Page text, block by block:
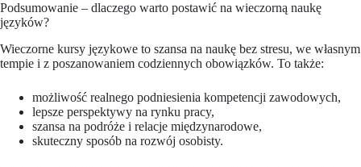
Podsumowanie – dlaczego warto postawić na wieczorną naukę
języków?
Wieczorne kursy językowe to szansa na naukę bez stresu, we własnym
tempie i z poszanowaniem codziennych obowiązków. To także:
możliwość realnego podniesienia kompetencji zawodowych,
lepsze perspektywy na rynku pracy,
szansa na podróże i relacje międzynarodowe,
skuteczny sposób na rozwój osobisty.